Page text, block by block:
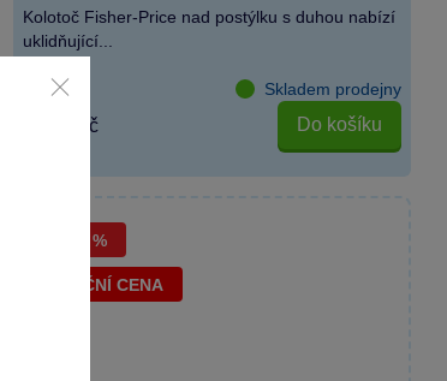
Kolotoč Fisher-Price nad postýlku s duhou nabízí
uklidňující...
Skladem prodejny
1 199 Kč Do košíku
−40 %
AKČNÍ CENA